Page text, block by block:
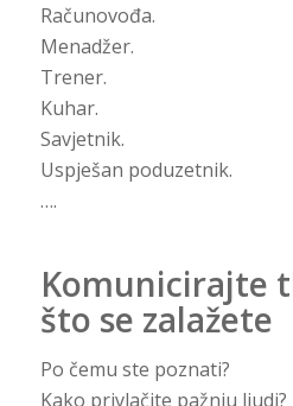
Računovođa.
Menadžer.
Trener.
Kuhar.
Savjetnik.
Uspješan poduzetnik.
….
Komunicirajte
što se zalažete
Po čemu ste poznati?
Kako privlačite pažnju ljudi?